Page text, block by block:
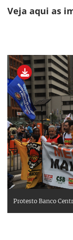
Veja aqui as